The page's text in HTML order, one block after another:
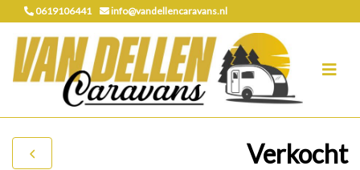
0619106441 info@vandellencaravans.nl
Verkocht